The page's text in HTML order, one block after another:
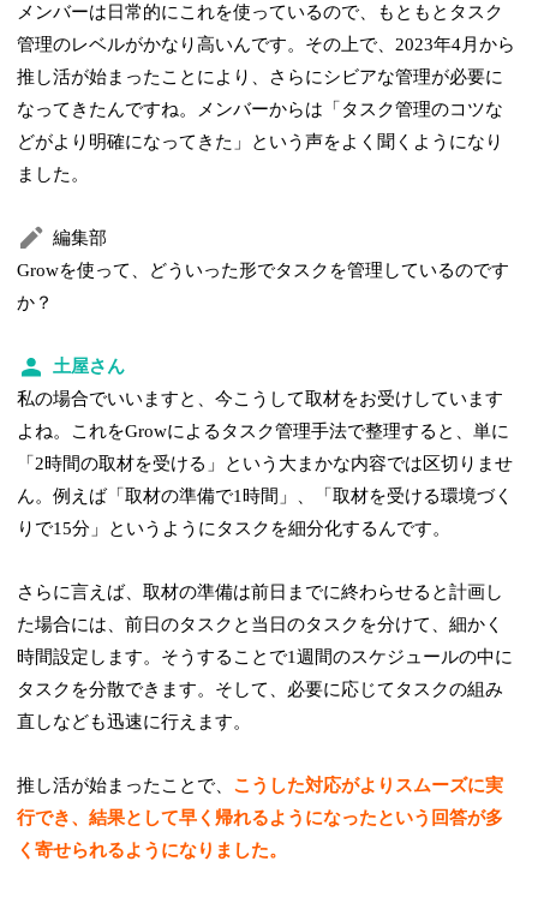
メンバーは日常的にこれを使っているので、もともとタスク
管理のレベルがかなり高いんです。その上で、2023年4月から
推し活が始まったことにより、さらにシビアな管理が必要に
なってきたんですね。メンバーからは「タスク管理のコツな
どがより明確になってきた」という声をよく聞くようになり
ました。
編集部
Growを使って、どういった形でタスクを管理しているのです
か？
土屋さん
私の場合でいいますと、今こうして取材をお受けしています
よね。これをGrowによるタスク管理手法で整理すると、単に
「2時間の取材を受ける」という大まかな内容では区切りませ
ん。例えば「取材の準備で1時間」、「取材を受ける環境づく
りで15分」というようにタスクを細分化するんです。
さらに言えば、取材の準備は前日までに終わらせると計画し
た場合には、前日のタスクと当日のタスクを分けて、細かく
時間設定します。そうすることで1週間のスケジュールの中に
タスクを分散できます。そして、必要に応じてタスクの組み
直しなども迅速に行えます。
推し活が始まったことで、 こうした対応がよりスムーズに実
行でき、結果として早く帰れるようになったという回答が多
く寄せられるようになりました。